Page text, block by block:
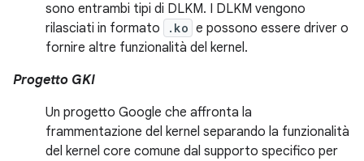
sono entrambi tipi di DLKM. I DLKM vengono
rilasciati in formato
.ko e possono essere driver o
fornire altre funzionalità del kernel.
Progetto GKI
Un progetto Google che affronta la
frammentazione del kernel separando la funzionalità
del kernel core comune dal supporto specifico per